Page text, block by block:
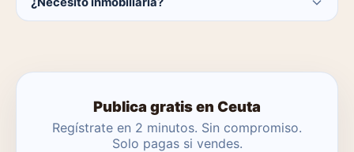
catálogo se actualiza a diario.
Publica gratis en Ceuta
Regístrate en 2 minutos. Sin compromiso.
Solo pagas si vendes.